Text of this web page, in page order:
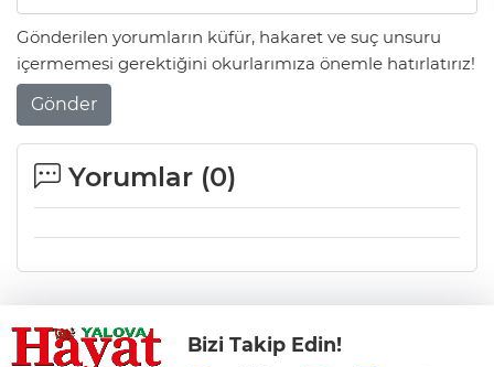
Gönderilen yorumların küfür, hakaret ve suç unsuru
içermemesi gerektiğini okurlarımıza önemle hatırlatırız!
Gönder
Yorumlar (0)
Bizi Takip Edin!